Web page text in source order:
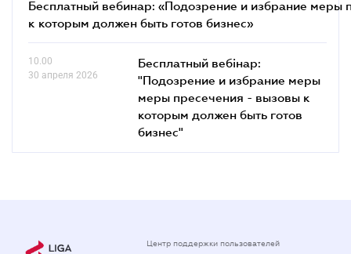
Бесплатный вебинар: «Подозрение и избрание меры
к которым должен быть готов бизнес»
10.00
30 апреля 2026
Бесплатный вебінар:
"Подозрение и избрание меры
меры пресечения - вызовы к
которым должен быть готов
бизнес"
Центр поддержки пользователей